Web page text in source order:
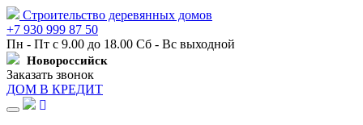
Строительство деревянных домов
+7 930 999 87 50
Пн - Пт с 9.00 до 18.00 Сб - Вс выходной
Новороссийск
Заказать звонок
ДОМ В КРЕДИТ
Навигация